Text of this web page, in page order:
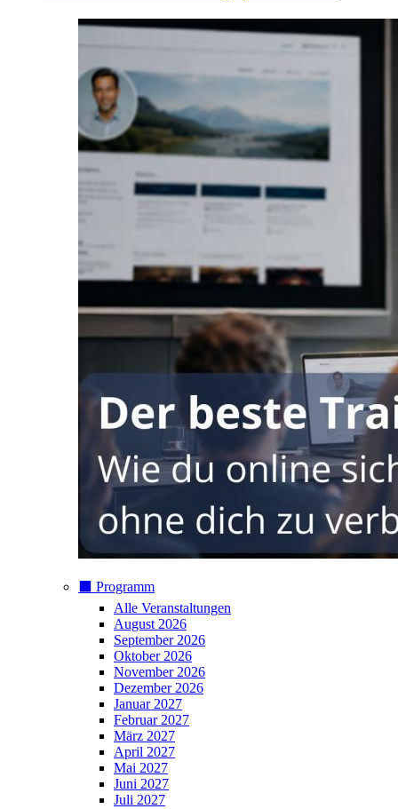
⬛️ Programm
Alle Veranstaltungen
August 2026
September 2026
Oktober 2026
November 2026
Dezember 2026
Januar 2027
Februar 2027
März 2027
April 2027
Mai 2027
Juni 2027
Juli 2027